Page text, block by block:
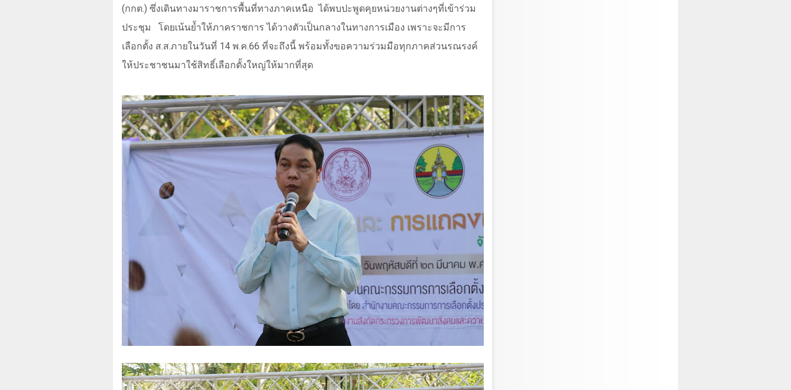
(กกต.) ซึ่งเดินทางมาราชการพื้นที่ทางภาคเหนือ ได้พบปะพูดคุยหน่วยงานต่างๆที่เข้าร่วม
ประชุม โดยเน้นย้ำให้ภาคราชการ ได้วางตัวเป็นกลางในทางการเมือง เพราะจะมีการ
เลือกตั้ง ส.ส.ภายในวันที่ 14 พ.ค.66 ที่จะถึงนี้ พร้อมทั้งขอความร่วมมือทุกภาคส่วนรณรงค์
ให้ประชาชนมาใช้สิทธิ์เลือกตั้งใหญ่ให้มากที่สุด